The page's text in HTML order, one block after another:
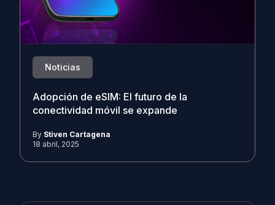
Noticias
Adopción de eSIM: El futuro de la
conectividad móvil se expande
By Stiven Cartagena
18 abril, 2025